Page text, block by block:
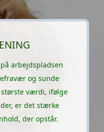
arbejdspladsen
og sunde
værdi, ifølge
er det stærke
der opstår.